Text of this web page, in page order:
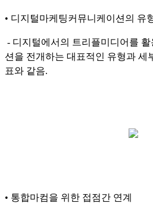
• 디지털마케팅커뮤니케이션의 유
- 디지털에서의 트리플미디어를 활
션을 전개하는 대표적인 유형과 세
표와 같음.
• 통합마컴을 위한 접점간 연계